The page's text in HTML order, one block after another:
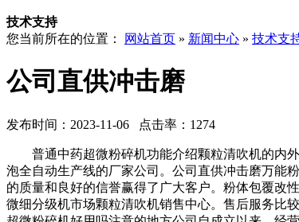
技术支持
您当前所在的位置：
网站首页 » 新闻中心 » 技术支
公司直供冲击磨
发布时间：2023-11-06 点击率：1274
普通中药超微粉碎机功能介绍颗粒清吹机的内外
泡全自动生产线的厂家公司。公司直供冲击磨万能
的质量和良好的信誉赢得了广大客户。粉体包覆改
微细分级机市场颗粒清吹机销售中心。售后服务比